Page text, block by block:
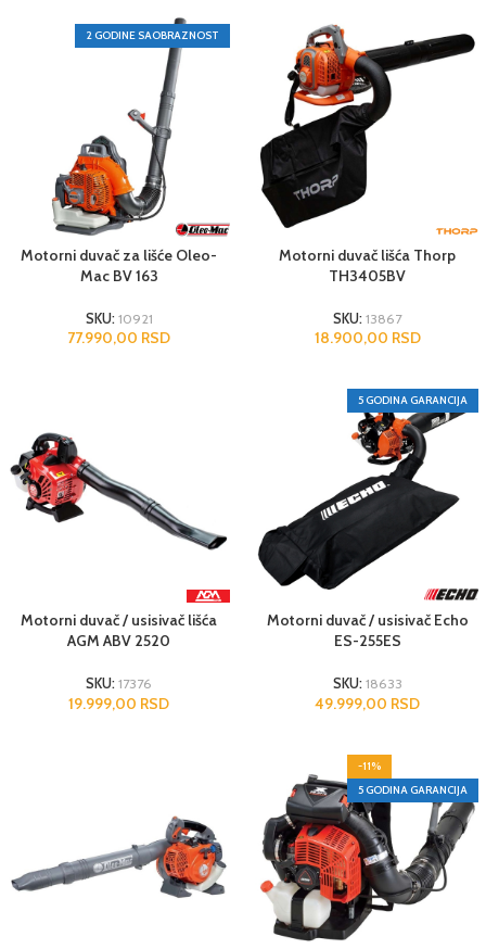
2 GODINE SAOBRAZNOST
Motorni duvač za lišće Oleo-
Mac BV 163
SKU: 10921
77.990,00 RSD
Motorni duvač lišća Thorp
TH3405BV
SKU: 13867
18.900,00 RSD
Motorni duvač / usisivač lišća
AGM ABV 2520
SKU: 17376
19.999,00 RSD
5 GODINA GARANCIJA
Motorni duvač / usisivač Echo
ES-255ES
SKU: 18633
49.999,00 RSD
-11%
5 GODINA GARANCIJA